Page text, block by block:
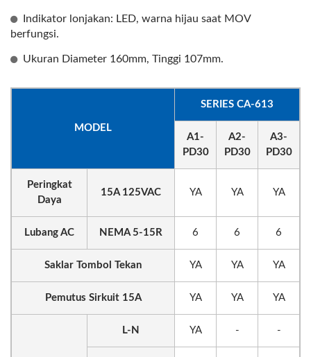
Indikator lonjakan: LED, warna hijau saat MOV
berfungsi.
Ukuran Diameter 160mm, Tinggi 107mm.
MODEL
SERIES CA-613
A1-
PD30
A2-
PD30
A3-
PD30
Peringkat
Daya
15A 125VAC YA YA YA
Lubang AC NEMA 5-15R 6 6 6
Saklar Tombol Tekan YA YA YA
Pemutus Sirkuit 15A YA YA YA
L-N YA - -